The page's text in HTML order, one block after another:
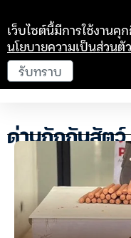
ด่านกักกันสัตว์
เว็บไซต์นี้มีการใช้งานคุ
นโยบายความเป็นส่วนตัว
รับทราบ